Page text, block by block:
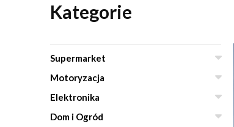
Kategorie
Supermarket
Motoryzacja
Elektronika
Dom i Ogród